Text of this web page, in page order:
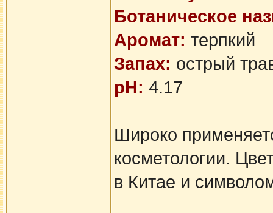
Ботаническое
Аромат: терпкий
Запах: острый
pH: 4.17
Широко
косметологии.
в Китае и